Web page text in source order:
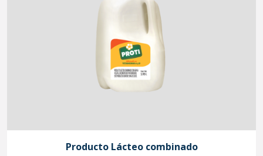
Producto Lácteo combinado